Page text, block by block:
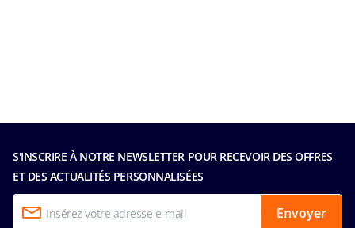
S'INSCRIRE À NOTRE NEWSLETTER POUR RECEVOIR DES OFFRES
ET DES ACTUALITÉS PERSONNALISÉES
Envoyer